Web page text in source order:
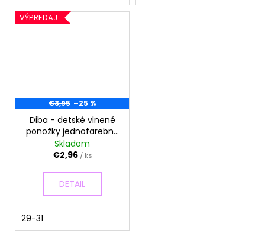
VÝPREDAJ
€3,95 –25 %
Diba - detské vlnené
ponožky jednofarebné
- veľkosť 29-31, EU 7
Skladom
€2,96 / ks
DETAIL
29-31